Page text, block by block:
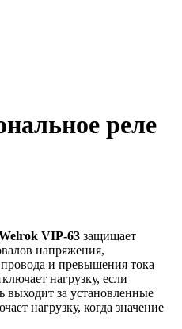
реле
VIP-63 защищает
напряжения,
и превышения тока
нагрузку, если
за установленные
нагрузку, когда значение